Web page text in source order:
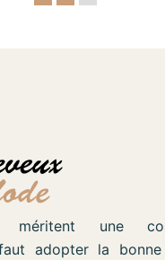
méritent une
adopter la